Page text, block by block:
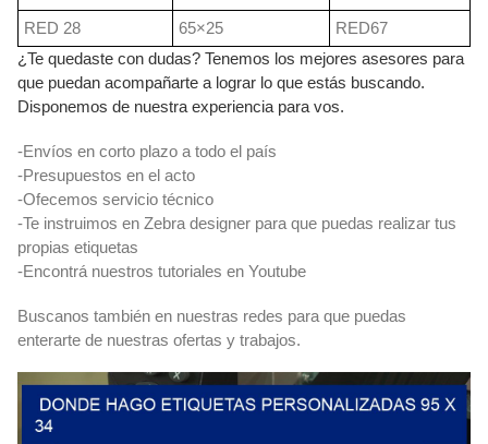
RED 28
65×25
RED67
¿Te quedaste con dudas? Tenemos los mejores asesores para
que puedan acompañarte a lograr lo que estás buscando.
Disponemos de nuestra experiencia para vos.
-Envíos en corto plazo a todo el país
-Presupuestos en el acto
-Ofecemos servicio técnico
-Te instruimos en Zebra designer para que puedas realizar tus
propias etiquetas
-Encontrá nuestros tutoriales en Youtube
Buscanos también en nuestras redes para que puedas
enterarte de nuestras ofertas y trabajos.